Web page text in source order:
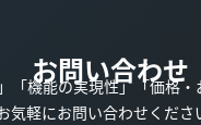
お問い合わせ
「機能の実現性」「価格・
気軽にお問い合わせくださ